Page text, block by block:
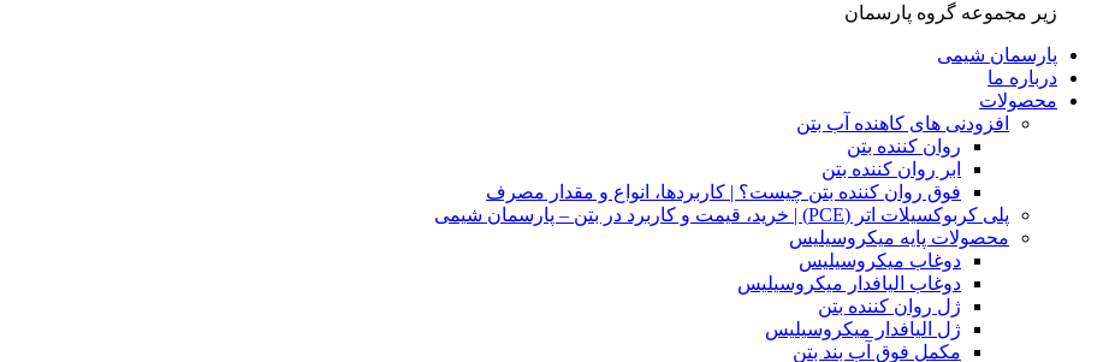
زیر مجموعه گروه پارسمان
پارسمان شیمی
درباره ما
محصولات
افزودنی های کاهنده آب بتن
روان کننده بتن​
ابر روان کننده بتن
فوق روان کننده بتن چیست؟ | کاربردها، انواع و مقدار مصرف
پلی کربوکسیلات اتر (PCE) | خرید، قیمت و کاربرد در بتن – پارسمان شیمی
محصولات پایه میکروسیلیس
دوغاب‌ میکروسیلیس
دوغاب الیافدار میکروسیلیس
ژل روان کننده بتن
ژل الیافدار میکروسیلیس
مکمل فوق آب بند بتن